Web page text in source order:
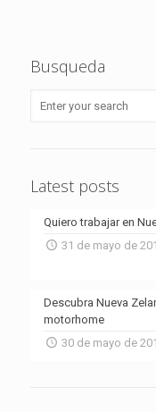
Busqueda
Latest posts
Quiero trabajar en
31 de mayo de
Descubra Nueva
motorhome
30 de mayo de